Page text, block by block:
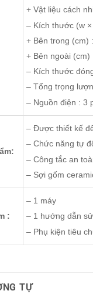
+ Vật liệu cách
– Kích thước (w
+ Bên trong (cm)
+ Bên ngoài (cm)
– Kích thước
– Tổng trọng
– Nguồn điện : 3
– Được thiết kế
– Chức năng tự
– Công tắc an
– Sợi gốm
:
– 1 máy
– 1 hướng dẫn
– Phụ kiện tiêu
TỰ